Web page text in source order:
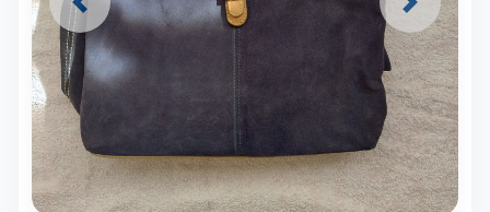
Previous Next